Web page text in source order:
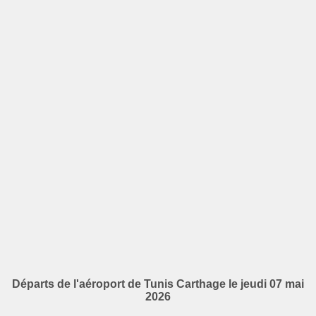
Départs de l'aéroport de Tunis Carthage le jeudi 07 mai
2026